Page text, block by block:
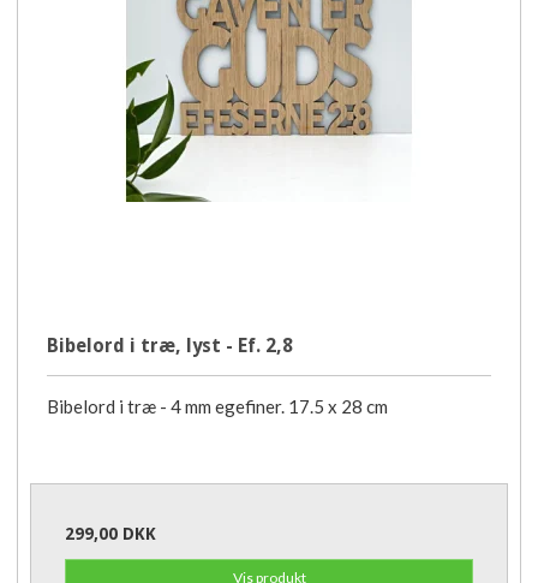
Bibelord i træ, lyst - Ef. 2,8
Bibelord i træ - 4 mm egefiner. 17.5 x 28 cm
299,00 DKK
Vis produkt